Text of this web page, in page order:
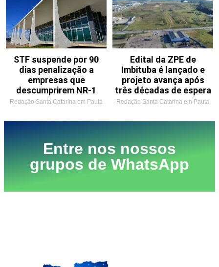
STF suspende por 90
dias penalização a
empresas que
descumprirem NR-1
Redação Santa Catarina em Pauta
Edital da ZPE de
Imbituba é lançado e
projeto avança após
três décadas de espera
Redação Santa Catarina em Pauta
Entre nos nossos
grupos de WhatsApp